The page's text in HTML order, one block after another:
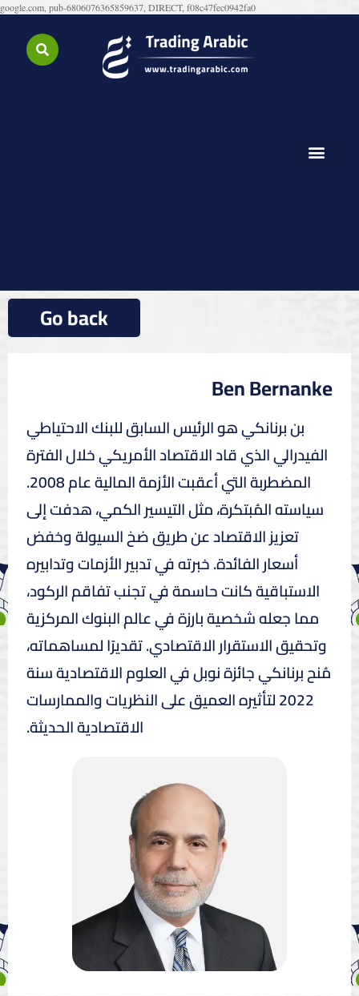
google.com, pub-6806076365859637, DIRECT, f08c47fec0942fa0
Ben Bernanke
بن برنانكي هو الرئيس السابق للبنك الاحتياطي
الفيدرالي الذي قاد الاقتصاد الأمريكي خلال الفترة
المضطربة التي أعقبت الأزمة المالية عام 2008.
سياسته المُبتكرة، مثل التيسير الكمي، هدفت إلى
تعزيز الاقتصاد عن طريق ضخ السيولة وخفض
أسعار الفائدة. خبرته في تدبير الأزمات وتدابيره
الاستباقية كانت حاسمة في تجنب تفاقم الركود،
مما جعله شخصية بارزة في عالم البنوك المركزية
وتحقيق الاستقرار الاقتصادي. تقديرًا لمساهماته،
مُنح برنانكي جائزة نوبل في العلوم الاقتصادية سنة
2022 لتأثيره العميق على النظريات والممارسات
الاقتصادية الحديثة.